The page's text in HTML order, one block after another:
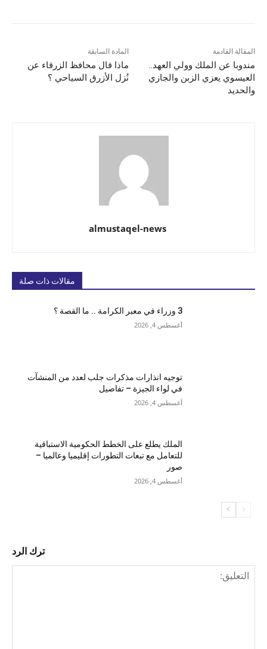
المادة السابقة
ماذا قال محافظ الزرقاء عن
نُزل الأزرق السياحي ؟
المقالة القادمة
مندوبا عن الملك وولي العهد..
العيسوي يعزي الزبن والجازي
والحديد
almustaqel-news
مقالات ذات صلة
3 وزراء في معبر الكرامة .. ما القصة ؟
أغسطس 4, 2026
توجيه انذارات مذكرات جلب لعدد من المنشآت
في لواء الجيزة – تفاصيل
أغسطس 4, 2026
الملك يطلع على الخطط الحكومية الاستباقية
للتعامل مع تبعات التطورات إقليميا وعالميا –
صور
أغسطس 4, 2026
ترك الرد